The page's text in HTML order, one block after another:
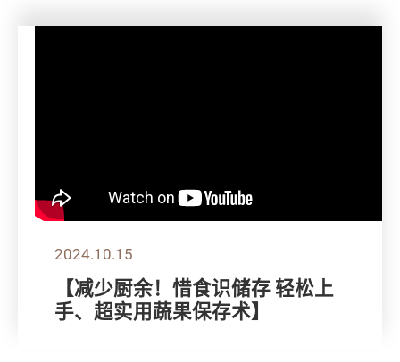
2024.10.15
【减少厨余！惜食识储存 轻松上
手、超实用蔬果保存术】